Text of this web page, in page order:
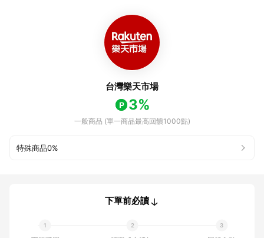
台灣樂天市場
3%
一般商品 (單一商品最高回饋1000點)
特殊商品0%
下單前必讀